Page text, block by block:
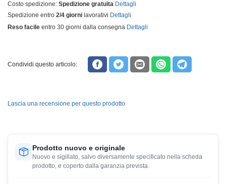
Costo spedizione: Spedizione gratuita Dettagli
Spedizione entro 2/4 giorni lavorativi Dettagli
Reso facile entro 30 giorni dalla consegna Dettagli
Condividi questo articolo:
Lascia una recensione per questo prodotto
Prodotto nuovo e originale
Nuovo e sigillato, salvo diversamente specificato nella scheda
prodotto, e coperto dalla garanzia prevista.